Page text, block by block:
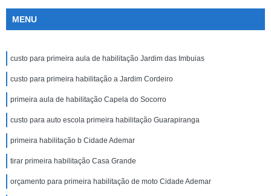
MENU
custo para primeira aula de habilitação Jardim das Imbuias
custo para primeira habilitação a Jardim Cordeiro
primeira aula de habilitação Capela do Socorro
custo para auto escola primeira habilitação Guarapiranga
primeira habilitação b Cidade Ademar
tirar primeira habilitação Casa Grande
orçamento para primeira habilitação de moto Cidade Ademar